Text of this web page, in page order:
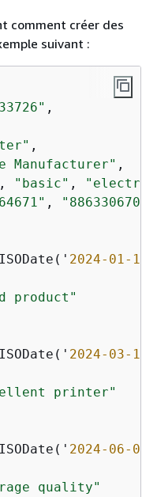
comment créer des
suivant :
,
,
Manufacturer" ,
, "basic" ,
, "886330670"
2024-01 -19
product"
2024-03-15
printer"
2024-06-08
quality"